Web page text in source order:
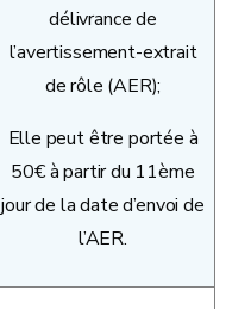
délivrance de
l’avertissement-extrait
de rôle (AER);
Elle peut être portée à
50€ à partir du 11ème
jour de la date d’envoi de
l’AER.